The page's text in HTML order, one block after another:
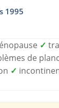
1995
✓
de
✓